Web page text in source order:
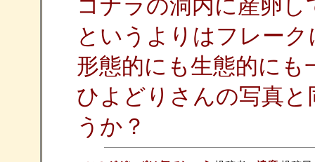
コナラの洞内に産卵
というよりはフレー
形態的にも生態的に
ひよどりさんの写真
うか？